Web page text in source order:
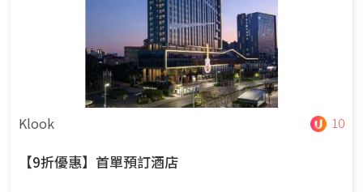
Klook 10
【9折優惠】首單預訂酒店